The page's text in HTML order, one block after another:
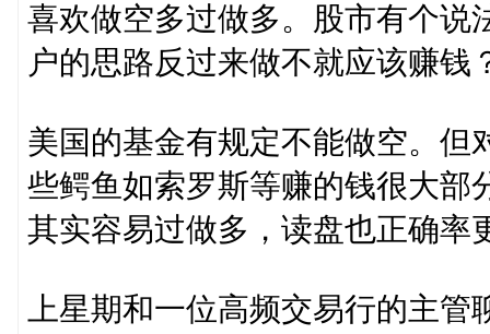
喜欢做空多过做多。股市有个说
户的思路反过来做不就应该赚钱
美国的基金有规定不能做空。但
些鳄鱼如索罗斯等赚的钱很大部
其实容易过做多，读盘也正确率
上星期和一位高频交易行的主